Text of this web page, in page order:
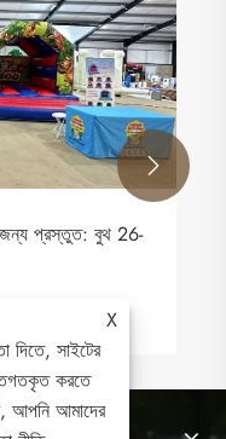
Kong - আমরা
করতে এবং আমাদের
জানাচ্ছি।

X
দিতে, সাইটের
করতে
আপনি আমাদের